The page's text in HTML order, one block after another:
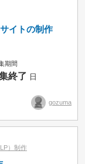
イトの制作
期間
終了 日
gozuma
）制作